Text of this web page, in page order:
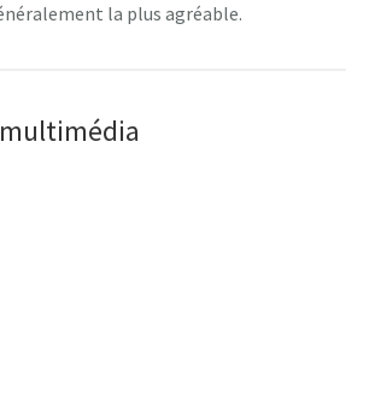
la plus agréable.